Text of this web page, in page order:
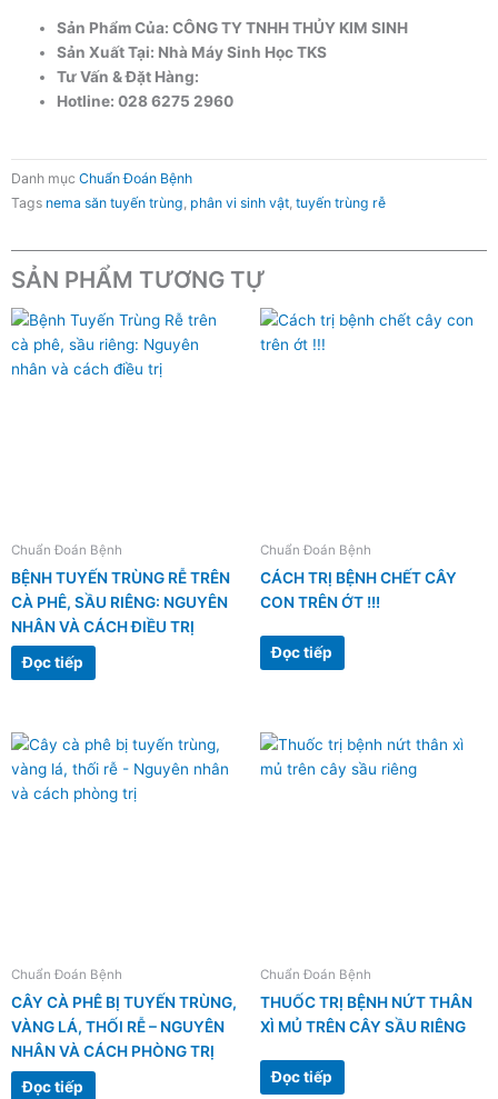
Sản Phẩm Của:CÔNG TY TNHH THỦY KIM SINH
Sản Xuất Tại: Nhà Máy Sinh Học TKS
Tư Vấn & Đặt Hàng:
Hotline: 028 6275 2960
Danh mục Chuẩn Đoán Bệnh
Tags nema săn tuyến trùng phân vi sinh vật tuyến trùng rễ
SẢN PHẨM TƯƠNG TỰ
Chuẩn Đoán Bệnh
BỆNH TUYẾN TRÙNG RỄ TRÊN
CÀ PHÊ, SẦU RIÊNG: NGUYÊN
NHÂN VÀ CÁCH ĐIỀU TRỊ
Đọc tiếp
Chuẩn Đoán Bệnh
CÁCH TRỊ BỆNH CHẾT CÂY
CON TRÊN ỚT !!!
Đọc tiếp
Chuẩn Đoán Bệnh
CÂY CÀ PHÊ BỊ TUYẾN TRÙNG,
VÀNG LÁ, THỐI RỄ – NGUYÊN
NHÂN VÀ CÁCH PHÒNG TRỊ
Đọc tiếp
Chuẩn Đoán Bệnh
THUỐC TRỊ BỆNH NỨT THÂN
XÌ MỦ TRÊN CÂY SẦU RIÊNG
Đọc tiếp